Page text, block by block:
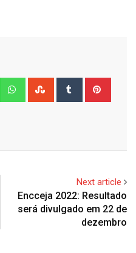
LinkedIn WhatsappStumbleUpon
Tumblr
Next article
Encceja 2022: Resultado
será divulgado em 22 de
dezembro